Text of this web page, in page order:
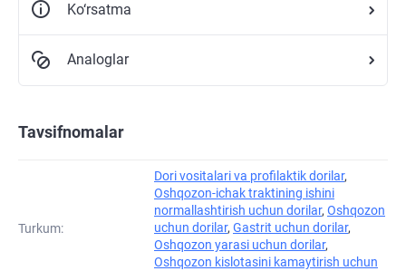
Ko‘rsatma
Analoglar
Tavsifnomalar
Turkum:
Dori vositalari va profilaktik dorilar,
Oshqozon-ichak traktining ishini
normallashtirish uchun dorilar, Oshqozon
uchun dorilar, Gastrit uchun dorilar,
Oshqozon yarasi uchun dorilar,
Oshqozon kislotasini kamaytirish uchun